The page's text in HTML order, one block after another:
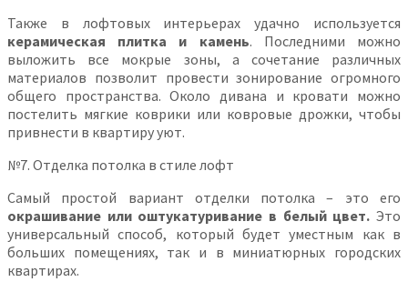
Также в лофтовых интерьерах удачно используется
керамическая плитка и камень. Последними можно
выложить все мокрые зоны, а сочетание различных
материалов позволит провести зонирование огромного
общего пространства. Около дивана и кровати можно
постелить мягкие коврики или ковровые дрожки, чтобы
привнести в квартиру уют.
№7. Отделка потолка в стиле лофт
Самый простой вариант отделки потолка – это его
окрашивание или оштукатуривание в белый цвет. Это
универсальный способ, который будет уместным как в
больших помещениях, так и в миниатюрных городских
квартирах.